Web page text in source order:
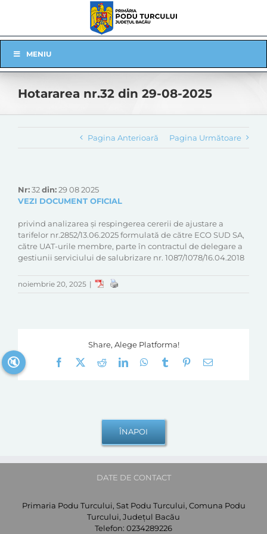
Navigation
MENIU
Hotararea nr.32 din 29-08-2025
Pagina Anterioară Pagina Următoare
Nr:32din:29 08 2025
VEZI DOCUMENT OFICIAL
privind analizarea și respingerea cererii de ajustare a
tarifelor nr.2852/13.06.2025 formulată de către ECO SUD SA,
către UAT-urile membre, parte în contractul de delegare a
gestiunii serviciului de salubrizare nr. 1087/1078/16.04.2018
noiembrie 20, 2025 |
Share, Alege Platforma!
Facebook
RedditLinkedInWhatsApp
Tumblr Pinterest
E-
DATE DE CONTACT
Primaria Podu Turcului, Sat Podu Turcului, Comuna Podu
Turcului, Județul Bacău
Telefon: 0234289226
🔇